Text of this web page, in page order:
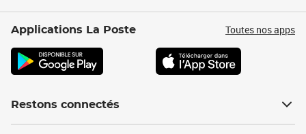
Applications La Poste Toutes nos apps
Restons connectés